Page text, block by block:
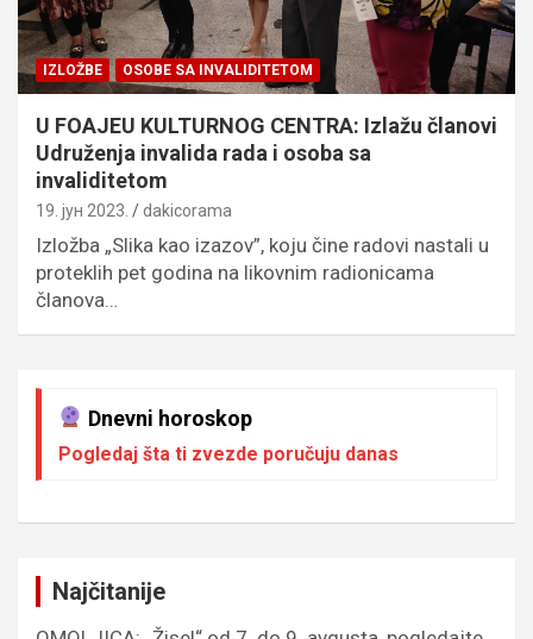
IZLOŽBE OSOBE SA INVALIDITETOM
U FOAJEU KULTURNOG CENTRA: Izlažu članovi
Udruženja invalida rada i osoba sa
invaliditetom
19. јун 2023. dakicorama
Izložba „Slika kao izazov”, koju čine radovi nastali u
proteklih pet godina na likovnim radionicama
članova…
Dnevni horoskop
Pogledaj šta ti zvezde poručuju danas
Najčitanije